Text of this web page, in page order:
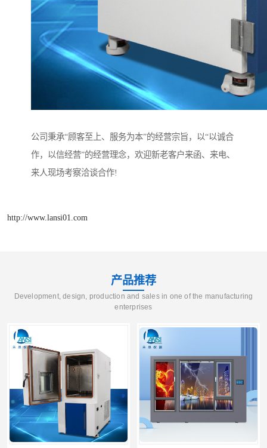
公司秉承“顾客至上、服务为本”的经营宗旨，以“以诚合
作，以信经营”的经营理念，欢迎新老客户来函、来电、
来人现场考察洽谈合作!
http://www.lansi01.com
产品推荐
Development, design, production and sales in one of the manufacturing
enterprises